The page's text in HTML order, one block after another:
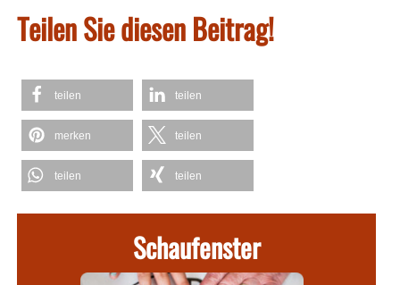
Teilen Sie diesen Beitrag!
teilen teilen
merken teilen
teilen teilen
Schaufenster